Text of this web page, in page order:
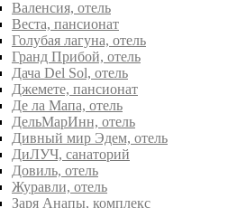
Валенсия, отель
Веста, пансионат
Голубая лагуна, отель
Гранд Прибой, отель
Дача Del Sol, отель
Джемете, пансионат
Де ла Мапа, отель
ДельМарИнн, отель
Дивный мир Эдем, отель
ДиЛУЧ, санаторий
Довиль, отель
Журавли, отель
Заря Анапы, комплекс